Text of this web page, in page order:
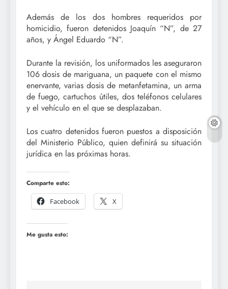
Además de los dos hombres requeridos por
homicidio, fueron detenidos Joaquín “N”, de 27
años, y Ángel Eduardo “N”.
Durante la revisión, los uniformados les aseguraron
106 dosis de mariguana, un paquete con el mismo
enervante, varias dosis de metanfetamina, un arma
de fuego, cartuchos útiles, dos teléfonos celulares
y el vehículo en el que se desplazaban.
Los cuatro detenidos fueron puestos a disposición
del Ministerio Público, quien definirá su situación
jurídica en las próximas horas.
Comparte esto:
Facebook
X
Me gusta esto: